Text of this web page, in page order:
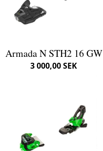
Armada N STH2 16 GW
3 000,00 SEK